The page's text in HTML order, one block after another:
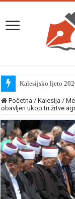
Kalesijsko ljeto
Početna / Kalesija /
obavljen ukop tri žrtve